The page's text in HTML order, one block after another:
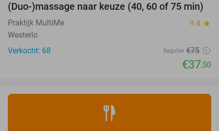
50%
(Duo-)massage naar keuze (40, 60 of 75 min)
Praktijk MultiMe 9.4 star
Westerlo
Verkocht: 68
Regulier €75
€37,50